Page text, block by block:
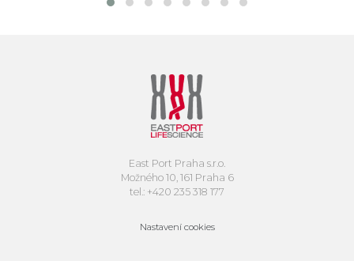
East Port Praha s.r.o.
Možného 10, 161 Praha 6
tel.: +420 235 318 177
Nastavení cookies